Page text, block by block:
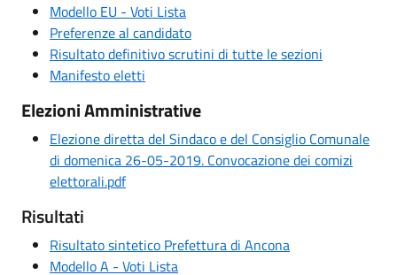
Modello EU - Voti Lista
Preferenze al candidato
Risultato definitivo scrutini di tutte le sezioni
Manifesto eletti
Elezioni Amministrative
Elezione diretta del Sindaco e del Consiglio Comunale
di domenica 26-05-2019. Convocazione dei comizi
elettorali.pdf
Risultati
Risultato sintetico Prefettura di Ancona
Modello A - Voti Lista